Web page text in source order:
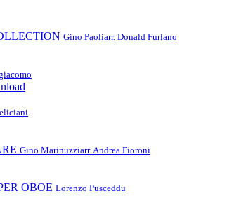
Gino Paoliarr. Donald Furlano
Gino Marinuzziarr. Andrea Fioroni
OBOE Lorenzo Pusceddu